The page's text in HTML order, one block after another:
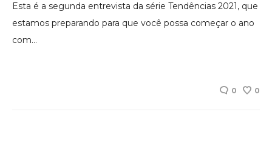
Esta é a segunda entrevista da série Tendências 2021, que
estamos preparando para que você possa começar o ano
com…
0 0